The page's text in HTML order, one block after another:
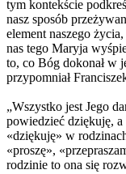
tym kontekście
nasz sposób
element naszego
nas tego Maryja
to, co Bóg dokonał w
przypomniał
„Wszystko jest Jego
powiedzieć dziękuję,
«dziękuję» w
«proszę»,
rodzinie to ona się